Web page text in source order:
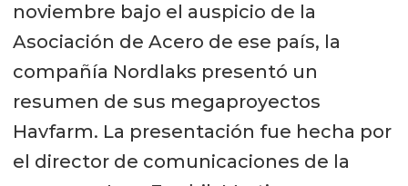
noviembre bajo el auspicio de la
Asociación de Acero de ese país, la
compañía Nordlaks presentó un
resumen de sus megaproyectos
Havfarm. La presentación fue hecha por
el director de comunicaciones de la